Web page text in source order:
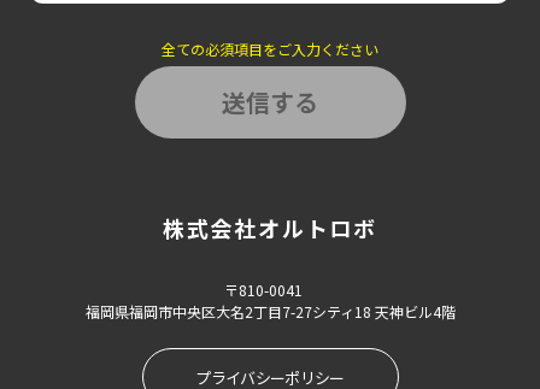
全ての必須項目をご入力ください
株式会社オルトロボ
〒810-0041
福岡県福岡市中央区大名2丁目7-27シティ18 天神ビル4階
プライバシーポリシー